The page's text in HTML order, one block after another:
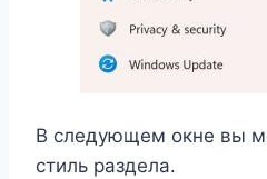
В следующем окне вы
стиль раздела.